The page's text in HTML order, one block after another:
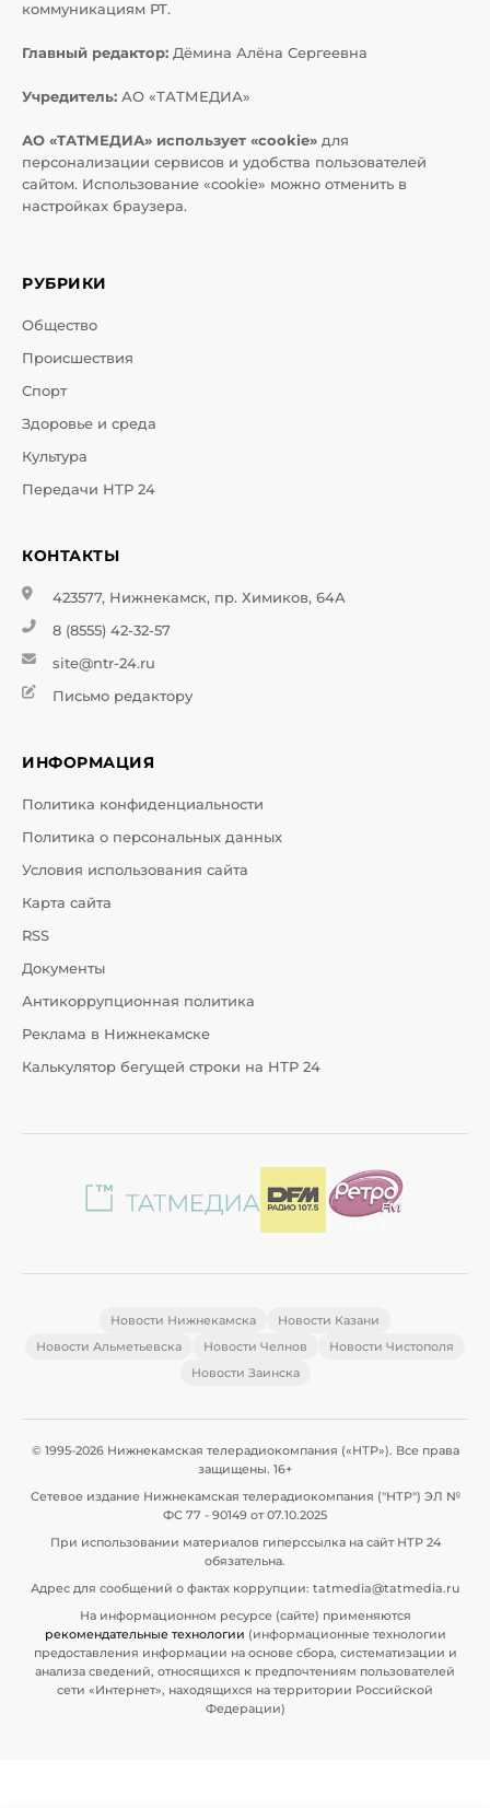
коммуникациям РТ.
Главный редактор: Дёмина Алёна Сергеевна
Учредитель: АО «ТАТМЕДИА»
АО «ТАТМЕДИА» использует «cookie» для
персонализации сервисов и удобства пользователей
сайтом. Использование «cookie» можно отменить в
настройках браузера.
РУБРИКИ
Общество
Происшествия
Спорт
Здоровье и среда
Культура
Передачи НТР 24
КОНТАКТЫ
423577, Нижнекамск, пр. Химиков, 64А
8 (8555) 42-32-57
site@ntr-24.ru
Письмо редактору
ИНФОРМАЦИЯ
Политика конфиденциальности
Политика о персональных данных
Условия использования сайта
Карта сайта
RSS
Документы
Антикоррупционная политика
Реклама в Нижнекамске
Калькулятор бегущей строки на НТР 24
Новости Нижнекамска
Новости Казани
Новости Альметьевска
Новости Челнов
Новости Чистополя
Новости Заинска
© 1995-2026 Нижнекамская телерадиокомпания («НТР»). Все права
защищены. 16+
Сетевое издание Нижнекамская телерадиокомпания ("НТР") ЭЛ №
ФС 77 - 90149 от 07.10.2025
При использовании материалов гиперссылка на сайт НТР 24
обязательна.
Адрес для сообщений о фактах коррупции: tatmedia@tatmedia.ru
На информационном ресурсе (сайте) применяются
рекомендательные технологии (информационные технологии
предоставления информации на основе сбора, систематизации и
анализа сведений, относящихся к предпочтениям пользователей
сети «Интернет», находящихся на территории Российской
Федерации)